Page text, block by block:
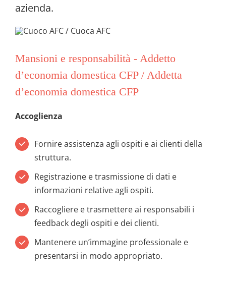
azienda.
Mansioni e responsabilità - Addetto
d’economia domestica CFP / Addetta
d’economia domestica CFP
Accoglienza
Fornire assistenza agli ospiti e ai clienti della
struttura.
Registrazione e trasmissione di dati e
informazioni relative agli ospiti.
Raccogliere e trasmettere ai responsabili i
feedback degli ospiti e dei clienti.
Mantenere un’immagine professionale e
presentarsi in modo appropriato.